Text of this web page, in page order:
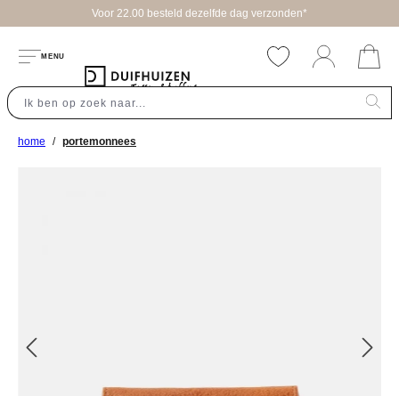
Voor 22.00 besteld dezelfde dag verzonden*
MENU
home portemonnees